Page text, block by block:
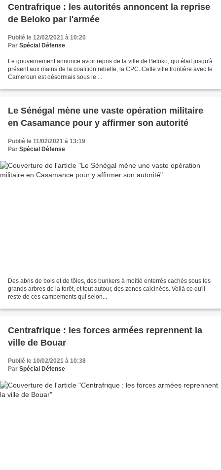
Centrafrique : les autorités annoncent la reprise
de Beloko par l'armée
Publié le 12/02/2021 à 10:20
Par Spécial Défense
Le gouvernement annonce avoir repris de la ville de Beloko, qui était jusqu'à
présent aux mains de la coalition rebelle, la CPC. Cette ville frontière avec le
Cameroun est désormais sous le ...
Le Sénégal mène une vaste opération militaire
en Casamance pour y affirmer son autorité
Publié le 11/02/2021 à 13:19
Par Spécial Défense
Des abris de bois et de tôles, des bunkers à moitié enterrés cachés sous les
grands arbres de la forêt, et tout autour, des zones calcinées. Voilà ce qu'il
reste de ces campements qui selon...
Centrafrique : les forces armées reprennent la
ville de Bouar
Publié le 10/02/2021 à 10:38
Par Spécial Défense